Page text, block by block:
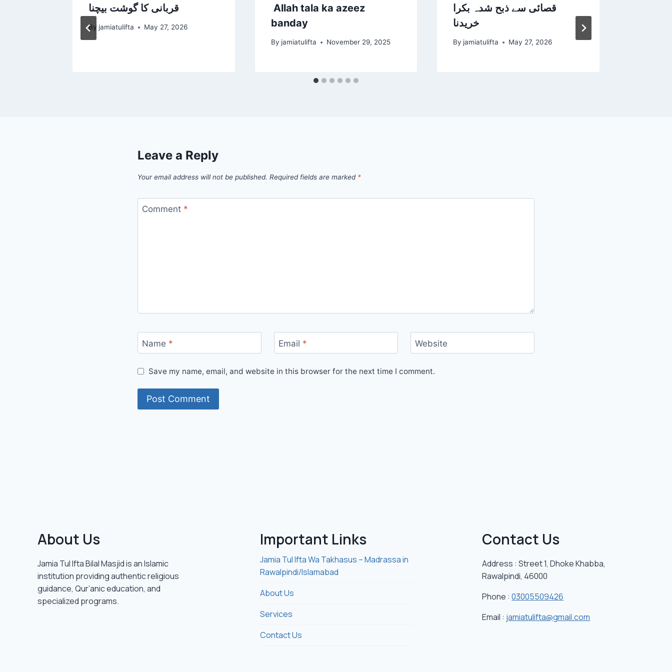
قربانی کا گوشت بیچنا
By jamiatulifta May 27, 2026
Allah tala ka azeez
banday
By jamiatulifta November 29, 2025
قصائی سے ذبح شدہ بکرا
خریدنا
By jamiatulifta May 27, 2026
Leave a Reply
Your email address will not be published. Required fields are marked *
Comment *
Name * Email * Website
Save my name, email, and website in this browser for the next time I comment.
About Us
Jamia Tul Ifta Bilal Masjid is an Islamic
institution providing authentic religious
guidance, Qur’anic education, and
specialized programs.
Important Links
Jamia Tul Ifta Wa Takhasus – Madrassa in
Rawalpindi/Islamabad
About Us
Services
Contact Us
Contact Us
Address : Street 1, Dhoke Khabba,
Rawalpindi, 46000
Phone :03005509426
Email : jamiatulifta@gmail.com